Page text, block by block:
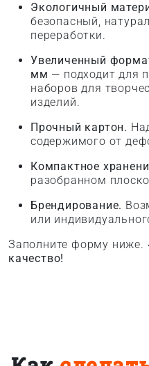
Экологичный
безопасный,
переработки.
Увеличенный
мм — подходит для
наборов для
изделий.
Прочный картон.
содержимого от
Компактное
разобранном
Брендирование.
или
Заполните форму ниже.
качество!